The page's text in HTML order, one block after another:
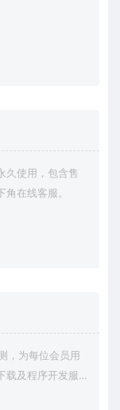
久使用，包含售
在线客服。
，为每位会员用
载及程序开发服